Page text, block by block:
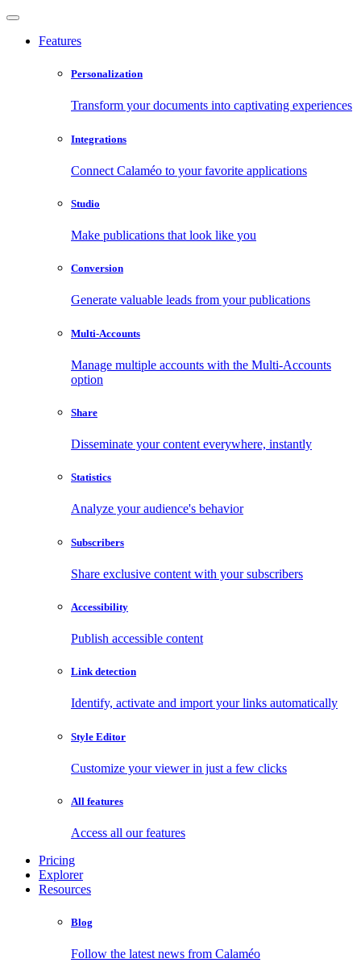
Features
Personalization
Transform your documents into captivating experiences
Integrations
Connect Calaméo to your favorite applications
Studio
Make publications that look like you
Conversion
Generate valuable leads from your publications
Multi-Accounts
Manage multiple accounts with the Multi-Accounts
option
Share
Disseminate your content everywhere, instantly
Statistics
Analyze your audience's behavior
Subscribers
Share exclusive content with your subscribers
Accessibility
Publish accessible content
Link detection
Identify, activate and import your links automatically
Style Editor
Customize your viewer in just a few clicks
All features
Access all our features
Pricing
Explorer
Resources
Blog
Follow the latest news from Calaméo